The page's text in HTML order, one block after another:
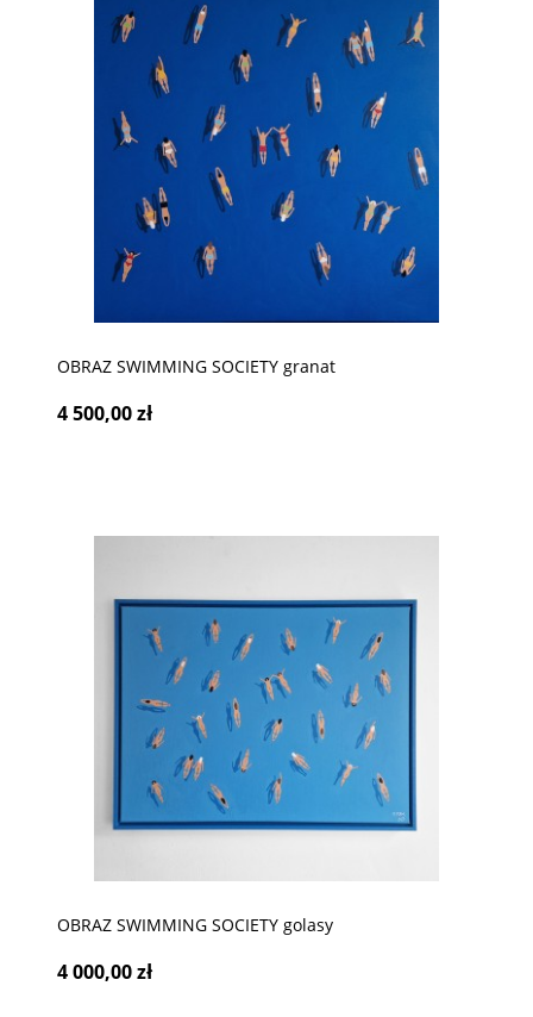
OBRAZ SWIMMING SOCIETY granat
4 500,00 zł
OBRAZ SWIMMING SOCIETY golasy
4 000,00 zł